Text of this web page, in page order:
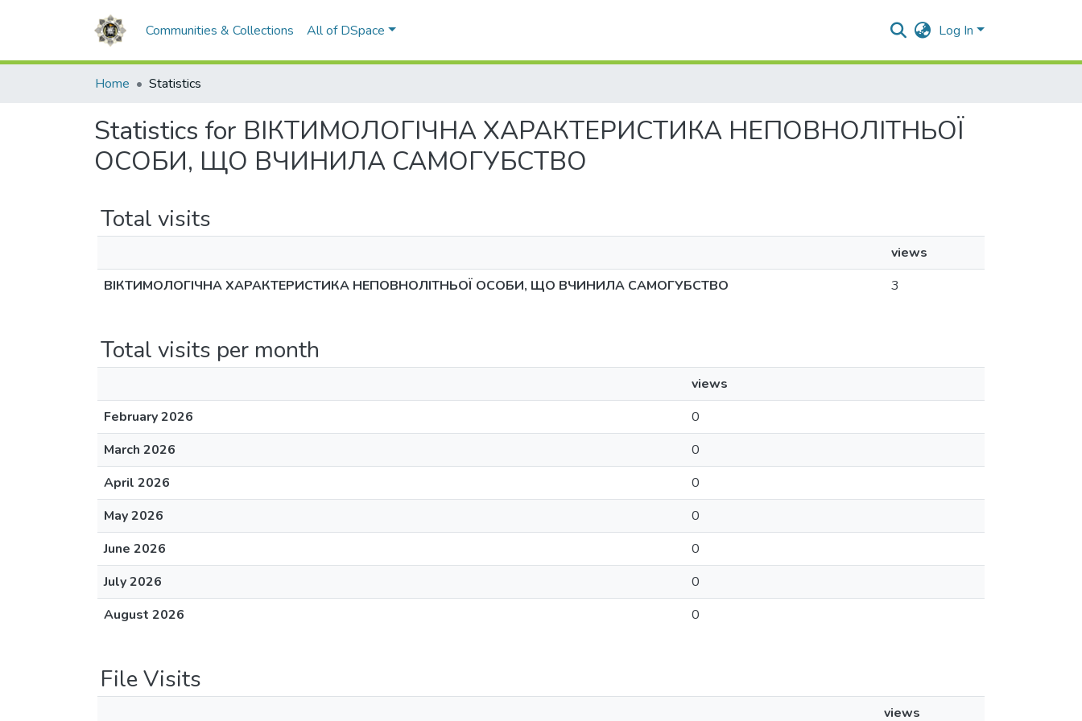
Communities & Collections All of DSpace Log In
Home Statistics
Statistics for ВІКТИМОЛОГІЧНА ХАРАКТЕРИСТИКА НЕПОВНОЛІТНЬОЇ
ОСОБИ, ЩО ВЧИНИЛА САМОГУБСТВО
Total visits
views
ВІКТИМОЛОГІЧНА ХАРАКТЕРИСТИКА НЕПОВНОЛІТНЬОЇ ОСОБИ, ЩО ВЧИНИЛА САМОГУБСТВО
3
Total visits per month
views
February 2026
0
March 2026
0
April 2026
0
May 2026
0
June 2026
0
July 2026
0
August 2026
0
File Visits
views